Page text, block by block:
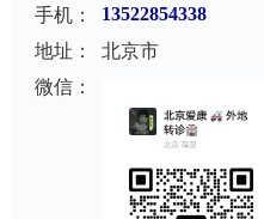
手机：
13522854338
地址：
北京市
微信：